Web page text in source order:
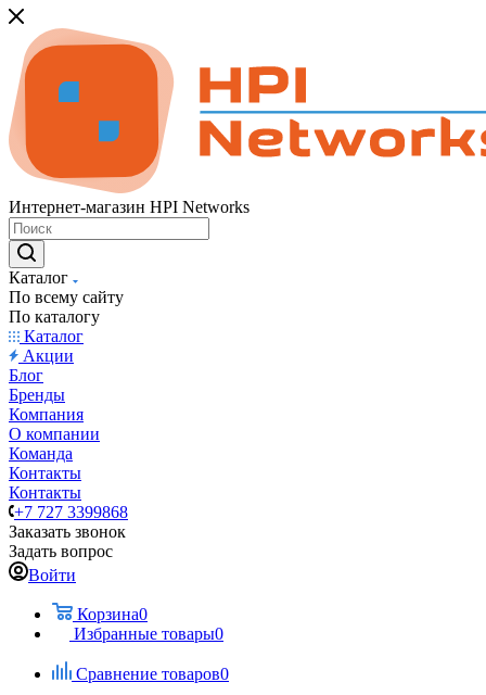
Интернет-магазин HPI Networks
Каталог
По всему сайту
По каталогу
Каталог
Акции
Блог
Бренды
Компания
О компании
Команда
Контакты
Контакты
+7 727 3399868
Заказать звонок
Задать вопрос
Войти
Корзина0
Избранные товары0
Сравнение товаров0